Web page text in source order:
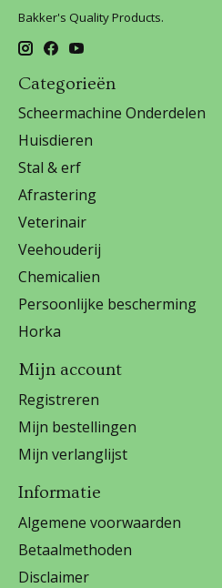
Bakker's Quality Products.
Categorieën
Scheermachine Onderdelen
Huisdieren
Stal & erf
Afrastering
Veterinair
Veehouderij
Chemicalien
Persoonlijke bescherming
Horka
Mijn account
Registreren
Mijn bestellingen
Mijn verlanglijst
Informatie
Algemene voorwaarden
Betaalmethoden
Disclaimer